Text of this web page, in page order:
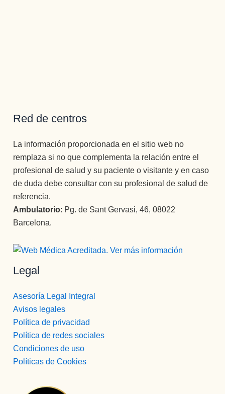
Red de centros
La información proporcionada en el sitio web no
remplaza si no que complementa la relación entre el
profesional de salud y su paciente o visitante y en caso
de duda debe consultar con su profesional de salud de
referencia.
Ambulatorio: Pg. de Sant Gervasi, 46, 08022
Barcelona.
Legal
Asesoría Legal Integral
Avisos legales
Política de privacidad
Política de redes sociales
Condiciones de uso
Políticas de Cookies